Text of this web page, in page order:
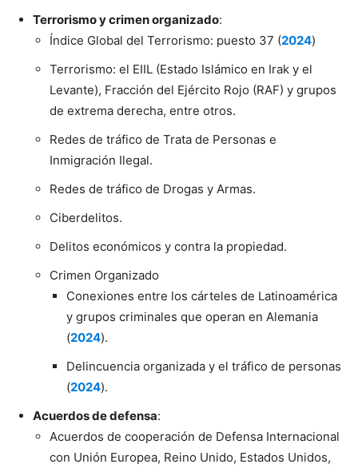
Terrorismo y crimen organizado:
Índice Global del Terrorismo: puesto 37 (2024)
Terrorismo: el EIIL (Estado Islámico en Irak y el
Levante), Fracción del Ejército Rojo (RAF) y grupos
de extrema derecha, entre otros.
Redes de tráfico de Trata de Personas e
Inmigración Ilegal.
Redes de tráfico de Drogas y Armas.
Ciberdelitos.
Delitos económicos y contra la propiedad.
Crimen Organizado
Conexiones entre los cárteles de Latinoamérica
y grupos criminales que operan en Alemania
(2024).
Delincuencia organizada y el tráfico de personas
(2024).
Acuerdos de defensa:
Acuerdos de cooperación de Defensa Internacional
con Unión Europea, Reino Unido, Estados Unidos,